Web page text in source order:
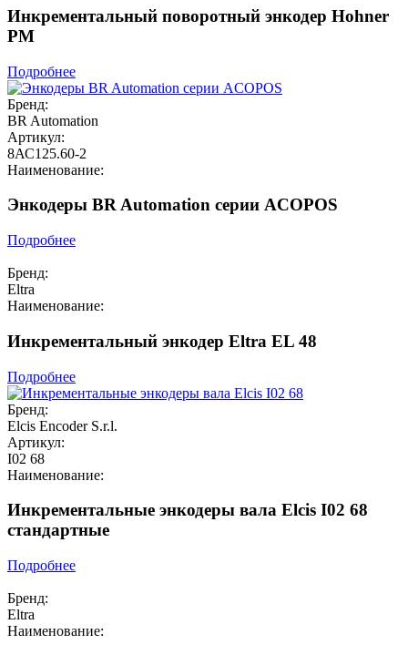
Инкрементальный поворотный энкодер Hohner
PM
Подробнее
Бренд:
BR Automation
Артикул:
8АС125.60-2
Наименование:
Энкодеры BR Automation серии ACOPOS
Подробнее
Бренд:
Eltra
Наименование:
Инкрементальный энкодер Eltra EL 48
Подробнее
Бренд:
Elcis Encoder S.r.l.
Артикул:
I02 68
Наименование:
Инкрементальные энкодеры вала Elcis I02 68
стандартные
Подробнее
Бренд:
Eltra
Наименование: